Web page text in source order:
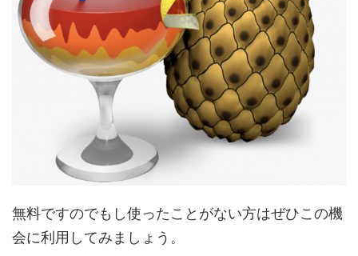
無料ですのでもし使ったことがない方はぜひこの機
会に利用してみましょう。